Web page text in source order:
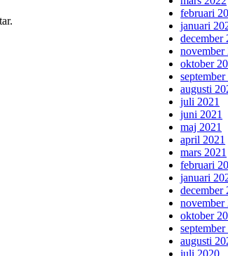
februari
januari
december
november
oktober
september
augusti
juli 2021
juni 2021
maj 2021
april 2021
mars 2021
februari
januari
december
november
oktober
augusti
juli 2020